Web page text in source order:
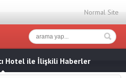
Normal Site
Hotel ile İlişkili Haberler